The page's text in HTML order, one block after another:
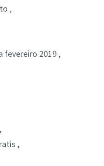
,
fevereiro 2019 ,
,